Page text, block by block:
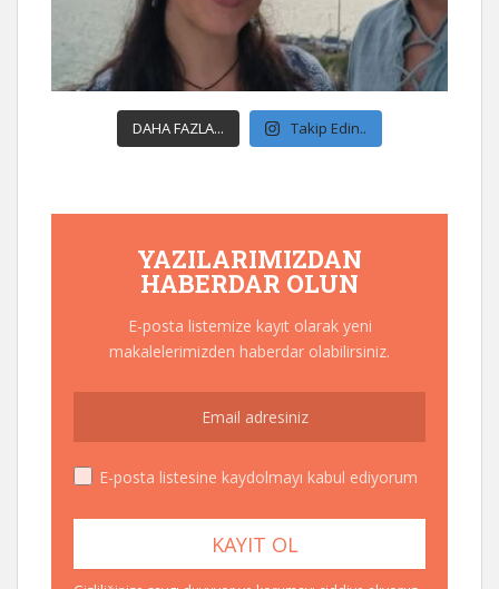
DAHA FAZLA... Takip Edin..
YAZILARIMIZDAN
HABERDAR OLUN
E-posta listemize kayıt olarak yeni
makalelerimizden haberdar olabilirsiniz.
E-posta listesine kaydolmayı kabul ediyorum